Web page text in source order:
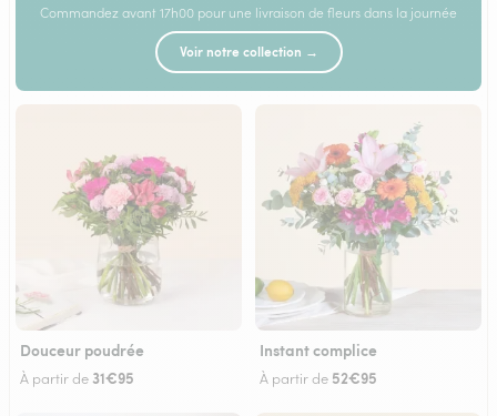
Commandez avant 17h00 pour une livraison de fleurs dans la journée
Voir notre collection →
Douceur poudrée
À partir de 31€95
Instant complice
À partir de 52€95